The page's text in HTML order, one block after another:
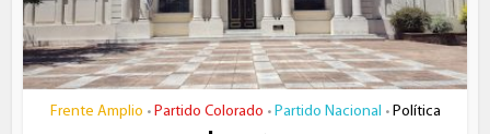
Frente Amplio • Partido Colorado • Partido Nacional • Política